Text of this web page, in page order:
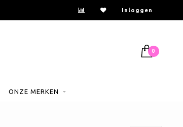
14:00uur = dezelfde dag verzonden Inloggen
0
ONZE MERKEN